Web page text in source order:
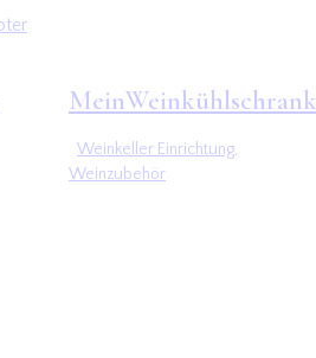
Weinkeller Einrichtung,
Weinzubehör